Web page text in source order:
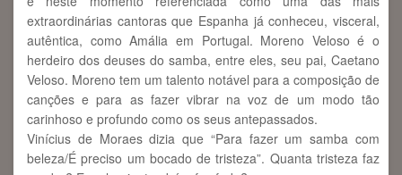
extraordinárias cantoras que Espanha já conheceu, visceral,
autêntica, como Amália em Portugal. Moreno Veloso é o
herdeiro dos deuses do samba, entre eles, seu pai, Caetano
Veloso. Moreno tem um talento notável para a composição de
canções e para as fazer vibrar na voz de um modo tão
carinhoso e profundo como os seus antepassados.
Vinícius de Moraes dizia que “Para fazer um samba com
beleza/É preciso um bocado de tristeza”. Quanta tristeza faz